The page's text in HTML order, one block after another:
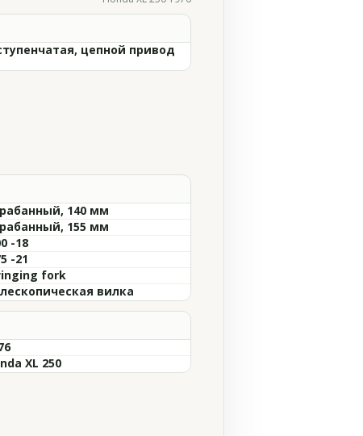
цепной привод
140 мм
155 мм
-18
-21
fork
вилка
XL 250